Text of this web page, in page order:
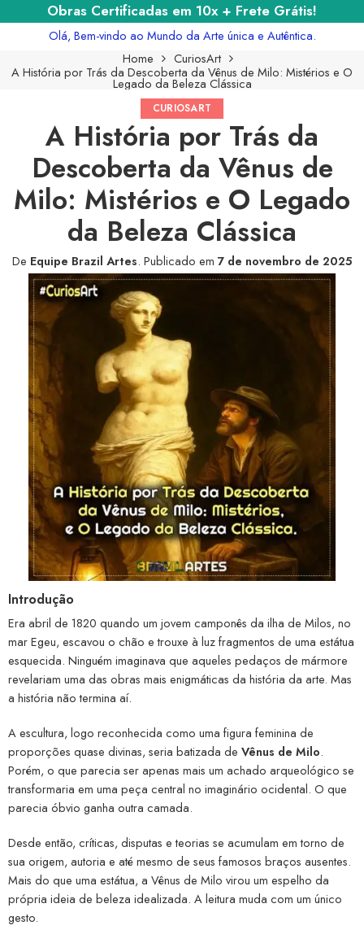
Obras Certificadas em 10x + Frete Grátis!
Olá, Bem-vindo ao Mundo da Arte única e Autêntica.
Home
CuriosArt
A História por Trás da Descoberta da Vênus de Milo: Mistérios e O
Legado da Beleza Clássica
CURIOSART
A História por Trás da
Descoberta da Vênus de
Milo: Mistérios e O Legado
da Beleza Clássica
De Equipe Brazil Artes. Publicado em 7 de novembro de 2025
Introdução
Era abril de 1820 quando um jovem camponês da ilha de Milos, no
mar Egeu, escavou o chão e trouxe à luz fragmentos de uma estátua
esquecida. Ninguém imaginava que aqueles pedaços de mármore
revelariam uma das obras mais enigmáticas da história da arte. Mas
a história não termina aí.
A escultura, logo reconhecida como uma figura feminina de
proporções quase divinas, seria batizada de Vênus de Milo.
Porém, o que parecia ser apenas mais um achado arqueológico se
transformaria em uma peça central no imaginário ocidental. O que
parecia óbvio ganha outra camada.
Desde então, críticas, disputas e teorias se acumulam em torno de
sua origem, autoria e até mesmo de seus famosos braços ausentes.
Mais do que uma estátua, a Vênus de Milo virou um espelho da
própria ideia de beleza idealizada. A leitura muda com um único
gesto.